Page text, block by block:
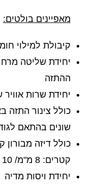
מאפיינים בולטים:
קיבולת למילוי
יחידת שליטה
ההתזה
יחידת שרות
שונים בהתאם
כולל דיזה מבורון
קטרים: 8 מ"מ/ 10 מ"מ / 12 מ"מ)
יחידת ויסות מדיה